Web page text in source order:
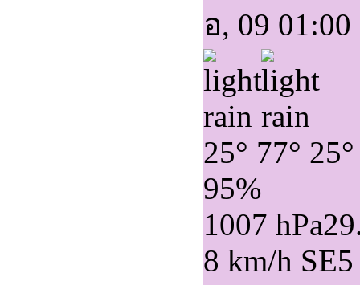
อ, 09 01:00
25° 77° 25°
95%
1007 hPa
8 km/h SE